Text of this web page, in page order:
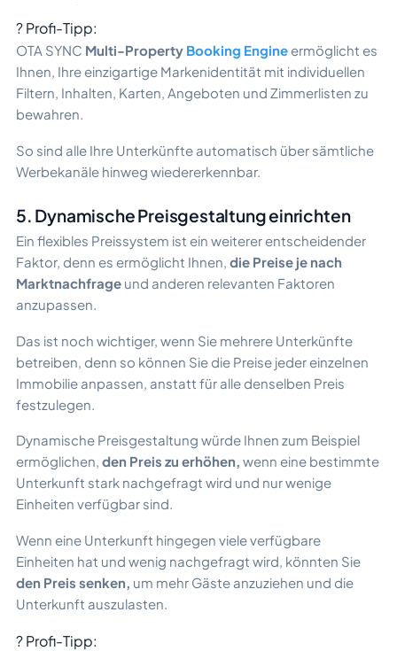
? Profi-Tipp:
OTA SYNC Multi-Property Booking Engine ermöglicht es
Ihnen, Ihre einzigartige Markenidentität mit individuellen
Filtern, Inhalten, Karten, Angeboten und Zimmerlisten zu
bewahren.
So sind alle Ihre Unterkünfte automatisch über sämtliche
Werbekanäle hinweg wiedererkennbar.
5. Dynamische Preisgestaltung einrichten
Ein flexibles Preissystem ist ein weiterer entscheidender
Faktor, denn es ermöglicht Ihnen, die Preise je nach
Marktnachfrage und anderen relevanten Faktoren
anzupassen.
Das ist noch wichtiger, wenn Sie mehrere Unterkünfte
betreiben, denn so können Sie die Preise jeder einzelnen
Immobilie anpassen, anstatt für alle denselben Preis
festzulegen.
Dynamische Preisgestaltung würde Ihnen zum Beispiel
ermöglichen, den Preis zu erhöhen, wenn eine bestimmte
Unterkunft stark nachgefragt wird und nur wenige
Einheiten verfügbar sind.
Wenn eine Unterkunft hingegen viele verfügbare
Einheiten hat und wenig nachgefragt wird, könnten Sie
den Preis senken, um mehr Gäste anzuziehen und die
Unterkunft auszulasten.
? Profi-Tipp: